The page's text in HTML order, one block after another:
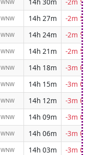
14h 27m
-2m
14h 24m
-2m
14h 21m
-2m
14h 18m
-3m
14h 15m
-3m
14h 12m
-3m
14h 09m
-3m
14h 06m
-3m
14h 03m
-3m